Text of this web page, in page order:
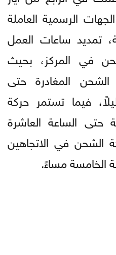
الرسمية العاملة
تمديد ساعات العمل
في المركز، بحيث
المغادرة حتى
فيما تستمر حركة
حتى الساعة العاشرة
الشحن في الاتجاهين
الخامسة مساءً.